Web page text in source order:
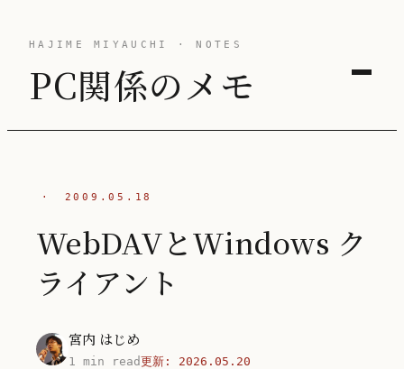
HAJIME MIYAUCHI · NOTES
PC関係のメモ
· 2009.05.18
WebDAVとWindows ク
ライアント
宮内 はじめ
1 min read更新: 2026.05.20